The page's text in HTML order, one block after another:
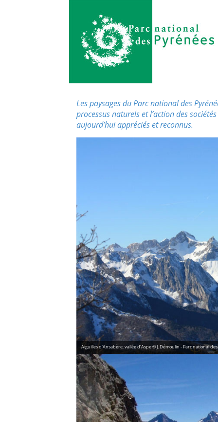
Les paysages du Parc national des
processus naturels et l’action des
aujourd’hui appréciés et reconnus.
Aiguilles d'Ansabère, vallée d'Aspe © J. Démoulin - Parc national